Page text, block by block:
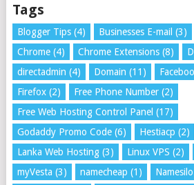
Tags
Blogger Tips(4) Businesses E-mail (3)
Chrome(4) Chrome Extensions(8)
directadmin (4) Domain (11)
Firefox(2) Free Phone Number(2)
Free Web Hosting Control Panel (17)
Godaddy Promo Code(6) Hestiacp (2)
Lanka Web Hosting(3) Linux VPS (2)
myVesta (3) namecheap (1) Namesilo